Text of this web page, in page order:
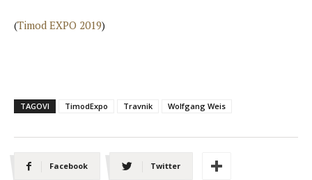
(Timod EXPO 2019)
TAGOVI TimodExpo Travnik Wolfgang Weis
Facebook Twitter